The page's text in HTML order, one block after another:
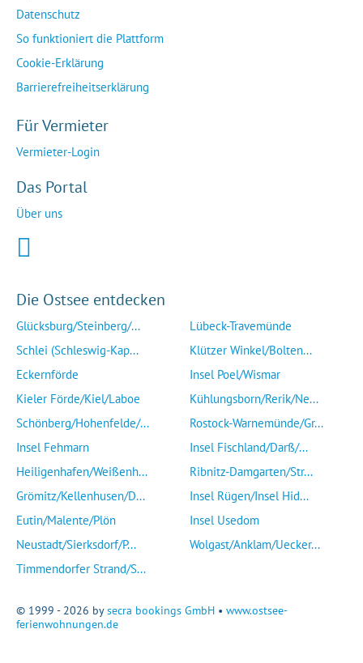
Datenschutz
So funktioniert die Plattform
Cookie-Erklärung
Barrierefreiheitserklärung
Für Vermieter
Vermieter-Login
Das Portal
Über uns
Die Ostsee entdecken
Glücksburg/Steinberg/...
Schlei (Schleswig-Kap...
Eckernförde
Kieler Förde/Kiel/Laboe
Schönberg/Hohenfelde/...
Insel Fehmarn
Heiligenhafen/Weißenh...
Grömitz/Kellenhusen/D...
Eutin/Malente/Plön
Neustadt/Sierksdorf/P...
Timmendorfer Strand/S...
Lübeck-Travemünde
Klützer Winkel/Bolten...
Insel Poel/Wismar
Kühlungsborn/Rerik/Ne...
Rostock-Warnemünde/Gr...
Insel Fischland/Darß/...
Ribnitz-Damgarten/Str...
Insel Rügen/Insel Hid...
Insel Usedom
Wolgast/Anklam/Uecker...
© 1999 - 2026 bysecra bookings GmbH • www.ostsee-
ferienwohnungen.de